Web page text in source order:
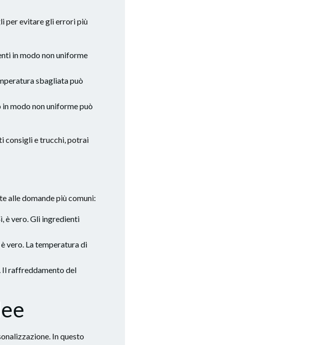
per evitare gli errori più
in modo non uniforme
sbagliata può
modo non uniforme può
consigli e trucchi, potrai
alle domande più comuni:
è vero. Gli ingredienti
vero. La temperatura di
Il raffreddamento del
In questo